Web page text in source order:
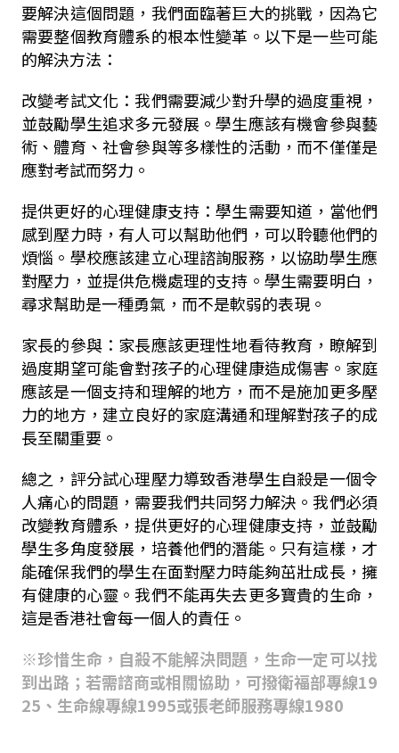
要解決這個問題，我們面臨著巨大的挑戰，因為它
需要整個教育體系的根本性變革。以下是一些可能
的解決方法：
改變考試文化：我們需要減少對升學的過度重視，
並鼓勵學生追求多元發展。學生應該有機會參與藝
術、體育、社會參與等多樣性的活動，而不僅僅是
應對考試而努力。
提供更好的心理健康支持：學生需要知道，當他們
感到壓力時，有人可以幫助他們，可以聆聽他們的
煩惱。學校應該建立心理諮詢服務，以協助學生應
對壓力，並提供危機處理的支持。學生需要明白，
尋求幫助是一種勇氣，而不是軟弱的表現。
家長的參與：家長應該更理性地看待教育，瞭解到
過度期望可能會對孩子的心理健康造成傷害。家庭
應該是一個支持和理解的地方，而不是施加更多壓
力的地方，建立良好的家庭溝通和理解對孩子的成
長至關重要。
總之，評分試心理壓力導致香港學生自殺是一個令
人痛心的問題，需要我們共同努力解決。我們必須
改變教育體系，提供更好的心理健康支持，並鼓勵
學生多角度發展，培養他們的潛能。只有這樣，才
能確保我們的學生在面對壓力時能夠茁壯成長，擁
有健康的心靈。我們不能再失去更多寶貴的生命，
這是香港社會每一個人的責任。
※珍惜生命，自殺不能解決問題，生命一定可以找
到出路；若需諮商或相關協助，可撥衛福部專線19
25、生命線專線1995或張老師服務專線1980